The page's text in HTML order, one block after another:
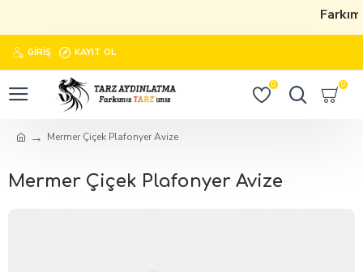
GIRIŞ KAYIT OL
0 0
Mermer Çiçek Plafonyer Avize
Mermer Çiçek Plafonyer Avize